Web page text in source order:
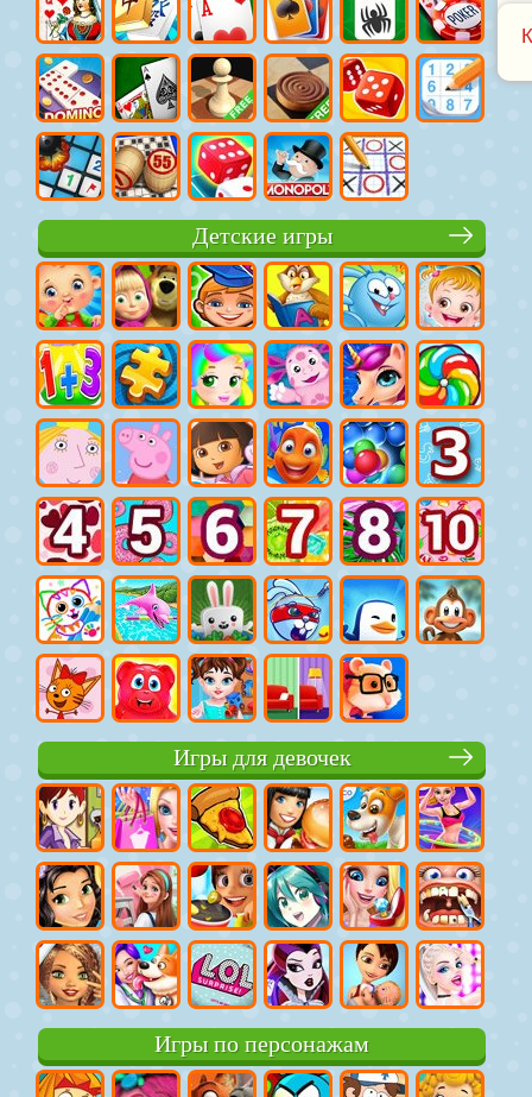
Детские игры
Игры для девочек
Игры по персонажам